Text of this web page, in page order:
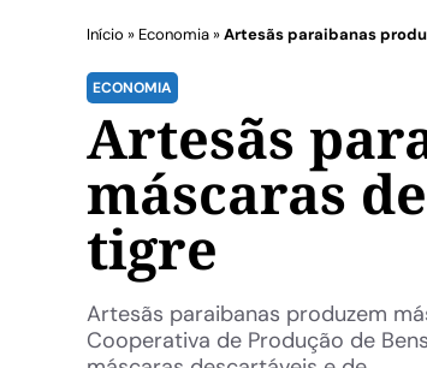
Início » Economia»Artesãs paraibanas
ECONOMIA
Artesãs
máscaras
tigre
Artesãs paraibanas produzem
Cooperativa de Produção de